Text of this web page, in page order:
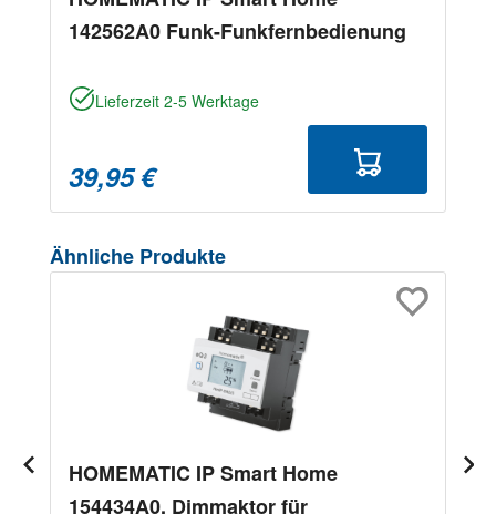
142562A0 Funk-Funkfernbedienung
Lieferzeit 2-5 Werktage
39,95 €
Produktgalerie überspringen
Ähnliche Produkte
HOMEMATIC IP Smart Home
154434A0, Dimmaktor für